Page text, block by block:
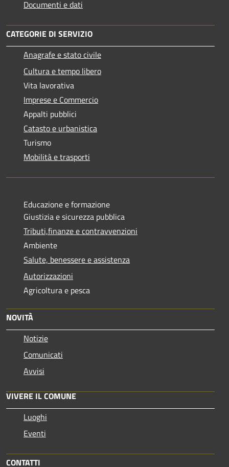
Documenti e dati
CATEGORIE DI SERVIZIO
Anagrafe e stato civile
Cultura e tempo libero
Vita lavorativa
Imprese e Commercio
Appalti pubblici
Catasto e urbanistica
Turismo
Mobilità e trasporti
Educazione e formazione
Giustizia e sicurezza pubblica
Tributi,finanze e contravvenzioni
Ambiente
Salute, benessere e assistenza
Autorizzazioni
Agricoltura e pesca
NOVITÀ
Notizie
Comunicati
Avvisi
VIVERE IL COMUNE
Luoghi
Eventi
CONTATTI